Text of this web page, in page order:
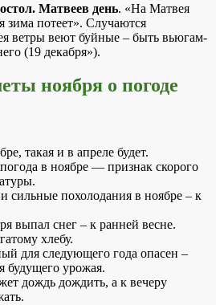
Матвеев день. «На Матвея
зима потеет». Случаются
ветры веют буйные – быть вьюгам-
(19 декабря»).
ноября о погоде
такая и в апреле будет.
в ноябре — признак скорого
сильные похолодания в ноябре – к
выпал снег – к ранней весне.
хлебу.
для следующего года опасен –
будущего урожая.
дождь дождить, а к вечеру